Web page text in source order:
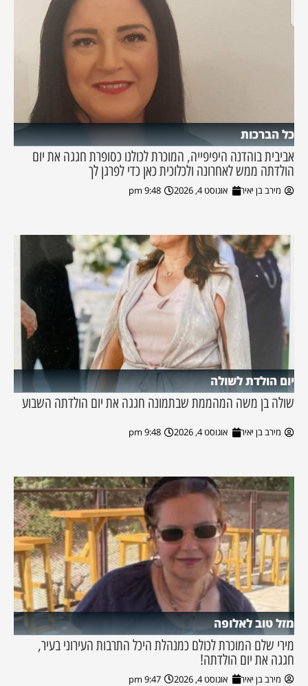
כל הברכות
אביבית בוהדנה היפיפייה, המוכרת לכולנו כסופרת חגגה את יום
הולדתה ממש לאחרונה ולכלוכית כאן כדי לפרגן לך
מירב בן יאיר אוגוסט 4, 2026 9:48 pm
יום הולדת לשולה
שולה בן משה המהממת שבתמונה חגגה את יום הולדתה השבוע
מירב בן יאיר אוגוסט 4, 2026 9:48 pm
מזל טוב לאלופה
מירי שלם המוכרת לכולם כמנהלת היכל התרבות העירוני בעיר,
חגגה את יום הולדתה!
מירב בן יאיר אוגוסט 4, 2026 9:47 pm